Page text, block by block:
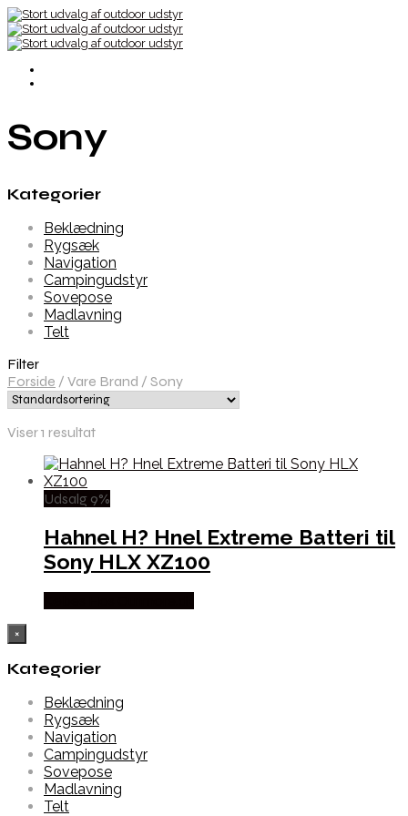
Sony
Kategorier
Beklædning
Rygsæk
Navigation
Campingudstyr
Sovepose
Madlavning
Telt
Filter
Forside / Vare Brand / Sony
Viser 1 resultat
Udsalg 9%
Hahnel H? Hnel Extreme Batteri til
Sony HLX XZ100
×
Kategorier
Beklædning
Rygsæk
Navigation
Campingudstyr
Sovepose
Madlavning
Telt